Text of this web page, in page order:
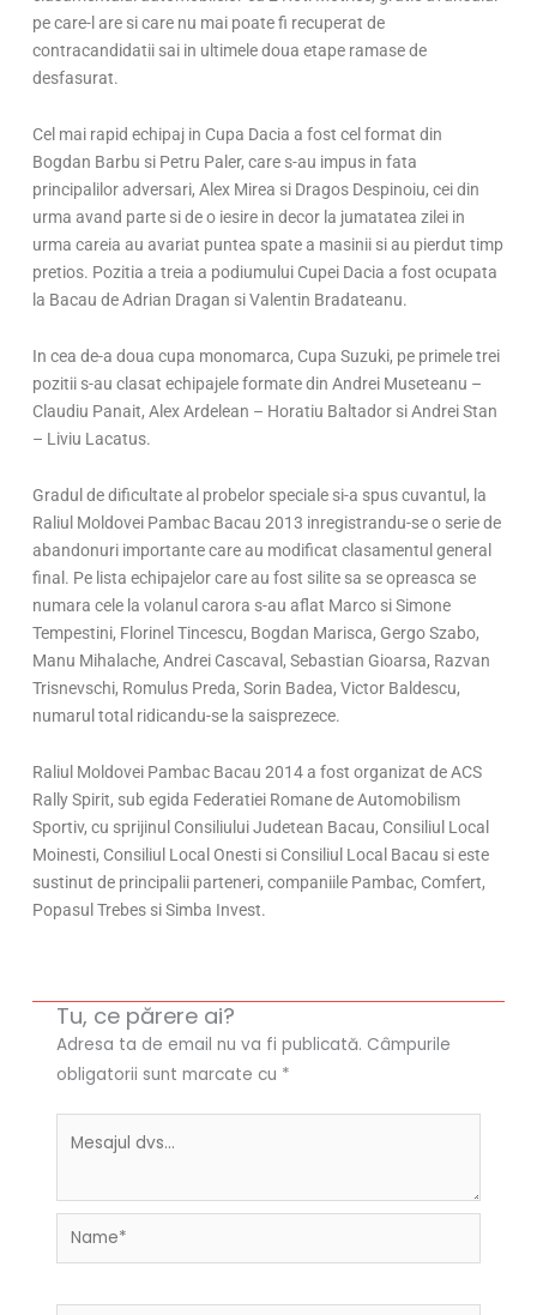
pe care-l are si care nu mai poate fi recuperat de
contracandidatii sai in ultimele doua etape ramase de
desfasurat.
Cel mai rapid echipaj in Cupa Dacia a fost cel format din
Bogdan Barbu si Petru Paler, care s-au impus in fata
principalilor adversari, Alex Mirea si Dragos Despinoiu, cei din
urma avand parte si de o iesire in decor la jumatatea zilei in
urma careia au avariat puntea spate a masinii si au pierdut timp
pretios. Pozitia a treia a podiumului Cupei Dacia a fost ocupata
la Bacau de Adrian Dragan si Valentin Bradateanu.
In cea de-a doua cupa monomarca, Cupa Suzuki, pe primele trei
pozitii s-au clasat echipajele formate din Andrei Museteanu –
Claudiu Panait, Alex Ardelean – Horatiu Baltador si Andrei Stan
– Liviu Lacatus.
Gradul de dificultate al probelor speciale si-a spus cuvantul, la
Raliul Moldovei Pambac Bacau 2013 inregistrandu-se o serie de
abandonuri importante care au modificat clasamentul general
final. Pe lista echipajelor care au fost silite sa se opreasca se
numara cele la volanul carora s-au aflat Marco si Simone
Tempestini, Florinel Tincescu, Bogdan Marisca, Gergo Szabo,
Manu Mihalache, Andrei Cascaval, Sebastian Gioarsa, Razvan
Trisnevschi, Romulus Preda, Sorin Badea, Victor Baldescu,
numarul total ridicandu-se la saisprezece.
Raliul Moldovei Pambac Bacau 2014 a fost organizat de ACS
Rally Spirit, sub egida Federatiei Romane de Automobilism
Sportiv, cu sprijinul Consiliului Judetean Bacau, Consiliul Local
Moinesti, Consiliul Local Onesti si Consiliul Local Bacau si este
sustinut de principalii parteneri, companiile Pambac, Comfert,
Popasul Trebes si Simba Invest.
Tu, ce părere ai?
Adresa ta de email nu va fi publicată. Câmpurile
obligatorii sunt marcate cu *
Name*